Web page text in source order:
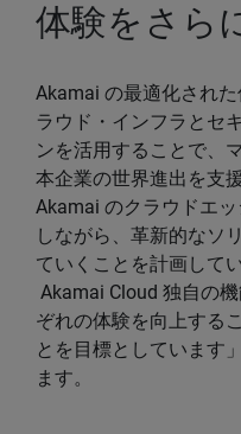
体験をさら
Akamai の最適化され
ラウド・インフラとセ
ンを活用することで、
本企業の世界進出を支
Akamai のクラウドエ
しながら、革新的なソ
ていくことを計画して
Akamai Cloud 独自の
ぞれの体験を向上する
とを目標としています
ます。